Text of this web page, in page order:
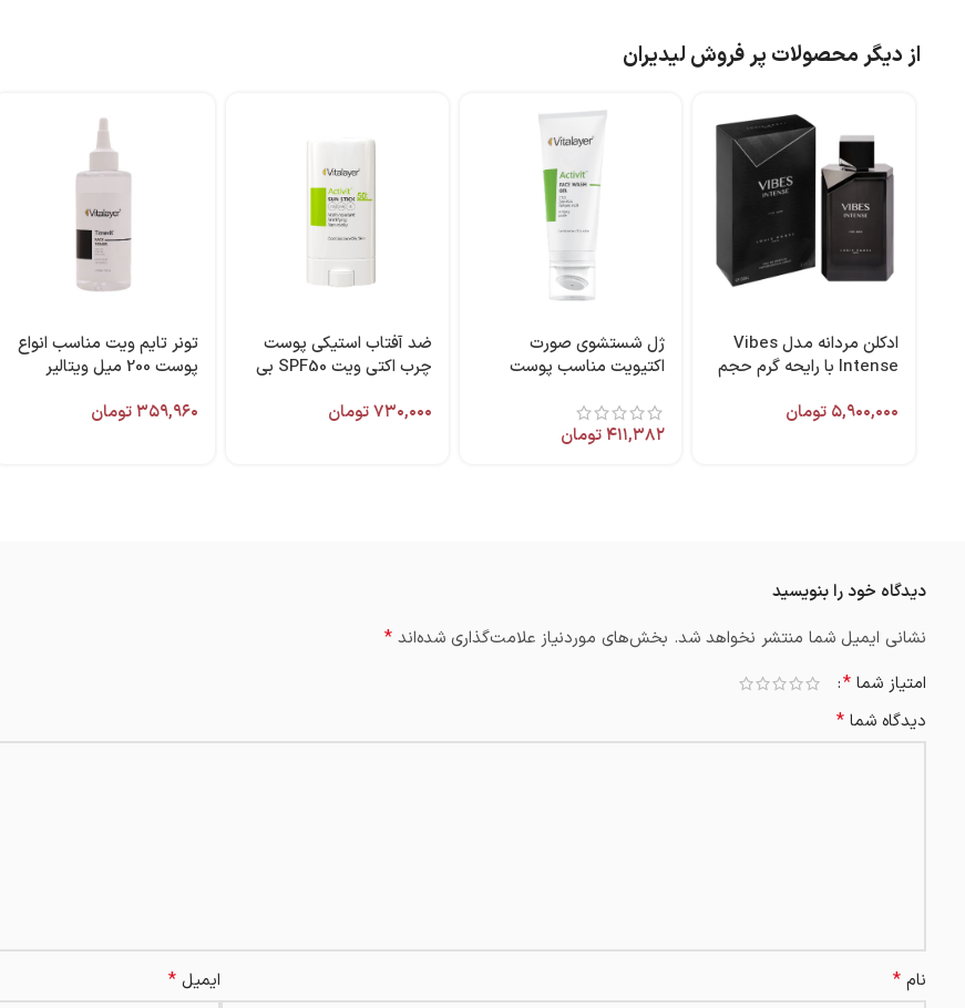
از دیگر محصولات پر فروش لیدیران
ادکلن مردانه مدل Vibes
Intense با رایحه گرم حجم
۵,۹۰۰,۰۰۰ تومان
ژل شستشوی صورت
اکتیویت مناسب پوست
۴۱۱,۳۸۲تومان
ضد آفتاب استیکی پوست
چرب اکتی ویت SPF50 بی
۷۳۰,۰۰۰تومان
تونر تایم ویت مناسب انواع
پوست 200 میل ویتالیر
۳۵۹,۹۶۰تومان
دیدگاه خود را بنویسید
نشانی ایمیل شما منتشر نخواهد شد. بخش‌های موردنیاز علامت‌گذاری شده‌اند *
امتیاز شما *
دیدگاه شما *
نام * ایمیل *